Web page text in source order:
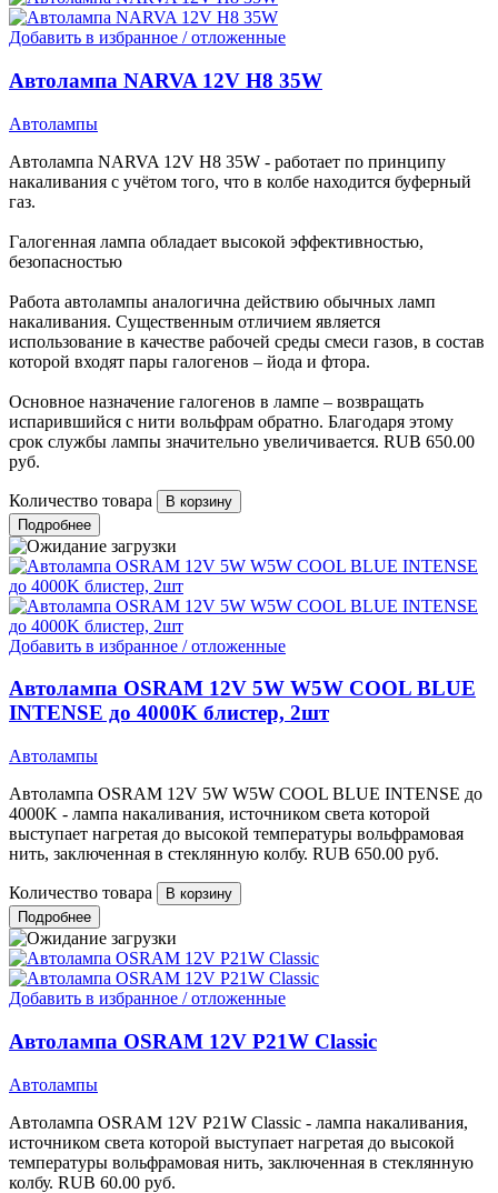
Добавить в избранное / отложенные
Автолампа NARVA 12V H8 35W
Автолампы
Автолампа NARVA 12V H8 35W - работает по принципу
накаливания с учётом того, что в колбе находится буферный
газ.
Галогенная лампа обладает высокой эффективностью,
безопасностью
Работа автолампы аналогична действию обычных ламп
накаливания. Существенным отличием является
использование в качестве рабочей среды смеси газов, в состав
которой входят пары галогенов – йода и фтора.
Основное назначение галогенов в лампе – возвращать
испарившийся с нити вольфрам обратно. Благодаря этому
срок службы лампы значительно увеличивается. RUB 650.00
руб.
Количество товара
Подробнее
Добавить в избранное / отложенные
Автолампа OSRAM 12V 5W W5W COOL BLUE
INTENSE до 4000K блистер, 2шт
Автолампы
Автолампа OSRAM 12V 5W W5W COOL BLUE INTENSE до
4000K - лампа накаливания, источником света которой
выступает нагретая до высокой температуры вольфрамовая
нить, заключенная в стеклянную колбу. RUB 650.00 руб.
Количество товара
Подробнее
Добавить в избранное / отложенные
Автолампа OSRAM 12V P21W Classic
Автолампы
Автолампа OSRAM 12V P21W Classic - лампа накаливания,
источником света которой выступает нагретая до высокой
температуры вольфрамовая нить, заключенная в стеклянную
колбу. RUB 60.00 руб.